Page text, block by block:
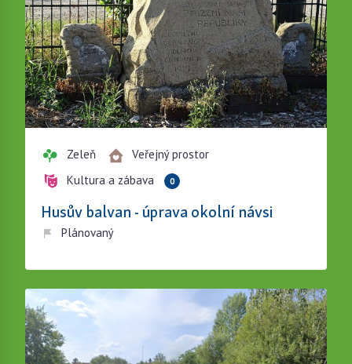
Zeleň
Veřejný prostor
Kultura a zábava
0
Husův balvan - úprava okolní návsi
Plánovaný